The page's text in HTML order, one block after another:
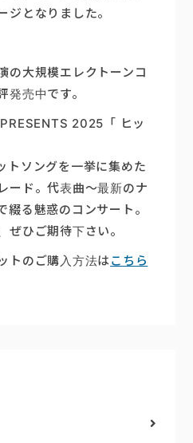
ジとなりました。
の大規模エレクトーンコ
発売中です。
2025「 ヒッ
トソングを一挙に集めた
ード。代表曲〜最新のナ
綴る魅惑のコンサート。
ぜひご期待下さい。
トのご購入方法はこちら